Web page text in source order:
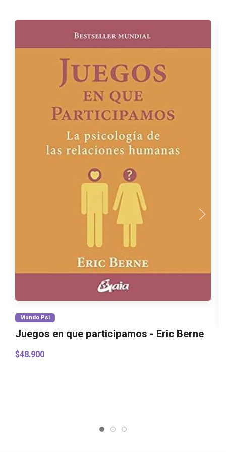
Mundo Psi
Juegos en que participamos - Eric Berne
$48.900